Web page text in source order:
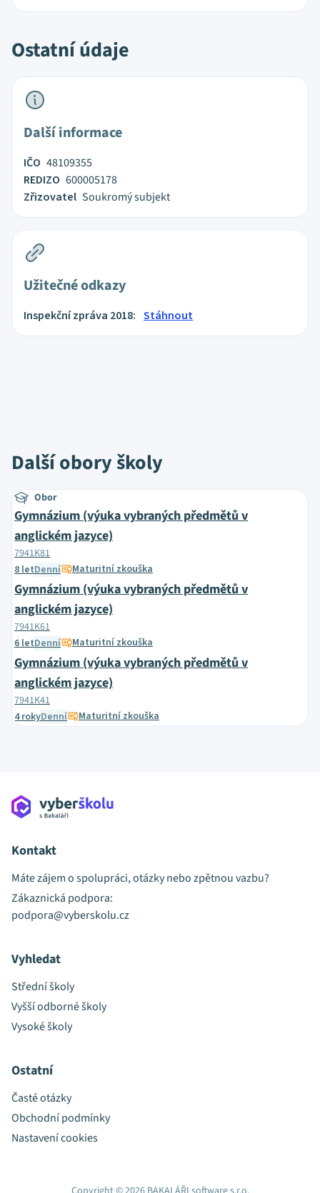
Ostatní údaje
Další informace
IČO 48109355
REDIZO 600005178
Zřizovatel Soukromý subjekt
Užitečné odkazy
Inspekční zpráva 2018: Stáhnout
Další obory školy
Obor
Gymnázium (výuka vybraných předmětů v
anglickém jazyce)
7941K81
8 letDenní Maturitní zkouška
Gymnázium (výuka vybraných předmětů v
anglickém jazyce)
7941K61
6 letDenní Maturitní zkouška
Gymnázium (výuka vybraných předmětů v
anglickém jazyce)
7941K41
4 rokyDenní Maturitní zkouška
Kontakt
Máte zájem o spolupráci, otázky nebo zpětnou vazbu?
Zákaznická podpora:
podpora@vyberskolu.cz
Vyhledat
Střední školy
Vyšší odborné školy
Vysoké školy
Ostatní
Časté otázky
Obchodní podmínky
Nastavení cookies